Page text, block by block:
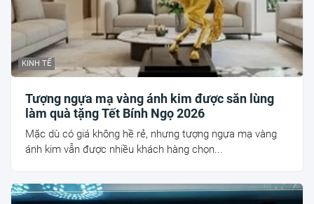
KINH TẾ
Tượng ngựa mạ vàng ánh kim được săn lùng
làm quà tặng Tết Bính Ngọ 2026
Mặc dù có giá không hề rẻ, nhưng tượng ngựa mạ vàng
ánh kim vẫn được nhiều khách hàng chọn...